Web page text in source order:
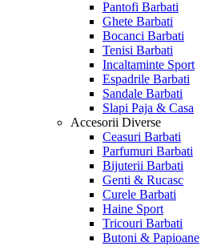
Pantofi Barbati
Ghete Barbati
Bocanci Barbati
Tenisi Barbati
Incaltaminte Sport
Espadrile Barbati
Sandale Barbati
Slapi Paja & Casa
Accesorii Diverse
Ceasuri Barbati
Parfumuri Barbati
Bijuterii Barbati
Genti & Rucasc
Curele Barbati
Haine Sport
Tricouri Barbati
Butoni & Papioane